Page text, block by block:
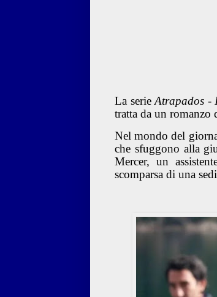
La serie Atrapados -
tratta da un romanzo
Nel mondo del
che sfuggono alla
Mercer, un
scomparsa di una